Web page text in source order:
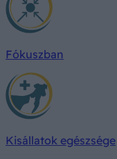
Fókuszban
Kisállatok egészsége